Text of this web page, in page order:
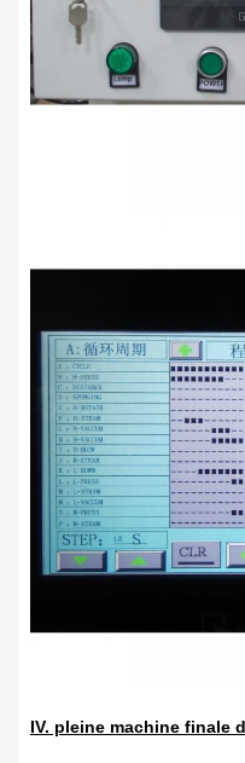
IV. pleine machine finale